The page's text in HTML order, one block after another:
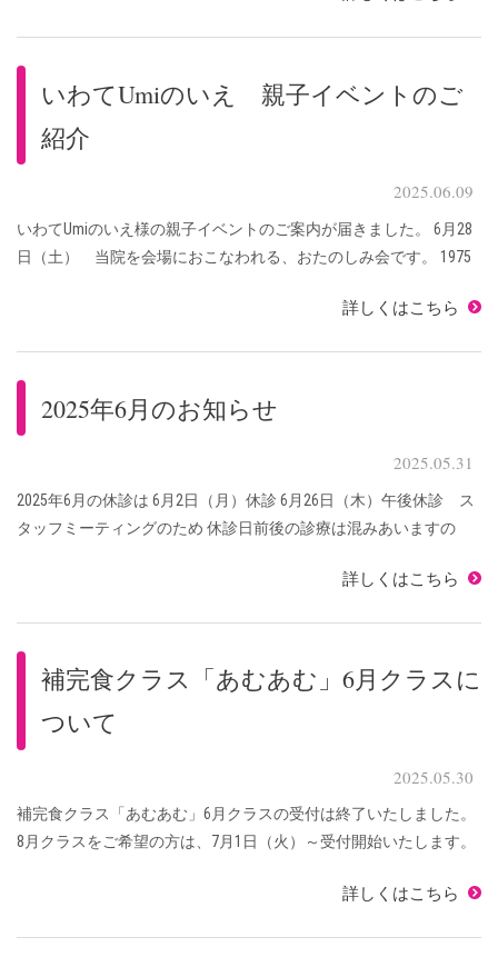
いわてUmiのいえ 親子イベントのご
紹介
2025.06.09
いわてUmiのいえ様の親子イベントのご案内が届きました。 6月28
日（土） 当院を会場におこなわれる、おたのしみ会です。 1975
詳しくはこちら
2025年6月のお知らせ
2025.05.31
2025年6月の休診は 6月2日（月）休診 6月26日（木）午後休診 ス
タッフミーティングのため 休診日前後の診療は混みあいますの
詳しくはこちら
補完食クラス「あむあむ」6月クラスに
ついて
2025.05.30
補完食クラス「あむあむ」6月クラスの受付は終了いたしました。
8月クラスをご希望の方は、7月1日（火）～受付開始いたします。
詳しくはこちら